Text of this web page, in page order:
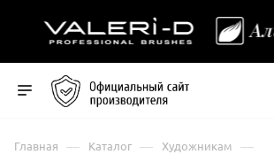
Главная — Каталог — Художникам —